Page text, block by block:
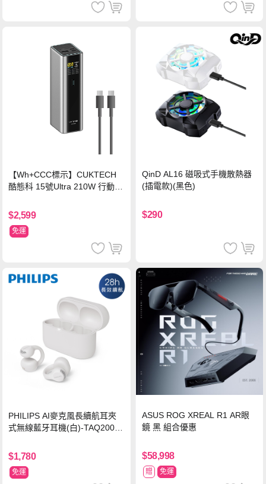
【Wh+CCC標示】CUKTECH
酷態科 15號Ultra 210W 行動電
$2,599
免運
QinD AL16 磁吸式手機散熱器
(插電款)(黑色)
$290
PHILIPS AI麥克風長續航耳夾
式無線藍牙耳機(白)-TAQ2000
$1,780
免運
ASUS ROG XREAL R1 AR眼
鏡 黑 組合優惠
$58,998
贈 免運